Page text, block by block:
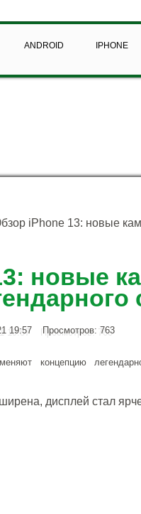
ANDROID IPHONE
iPhone 13: новые
новые
19:57 Просмотров: 763
дисплей стал